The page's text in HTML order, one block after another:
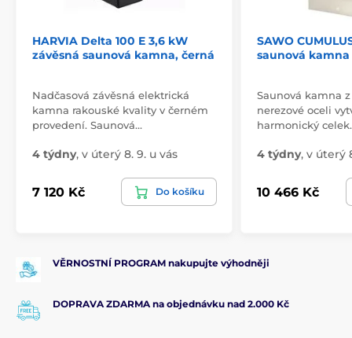
HARVIA Delta 100 E 3,6 kW
závěsná saunová kamna, černá
Nadčasová závěsná elektrická
kamna rakouské kvality v černém
provedení. Saunová…
4 týdny, v úterý 8. 9. u vás
7 120 Kč Do košíku
SAWO
saunová kamna
Saunová kamna
nerezové oceli
harmonický
4 týdny, v úterý
10 466 Kč
VĚRNOSTNÍ PROGRAM nakupujte výhodněji
DOPRAVA ZDARMA na objednávku nad 2.000 Kč